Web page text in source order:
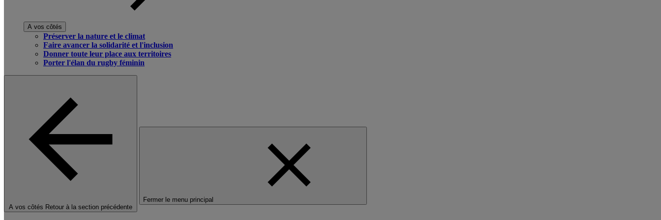
A vos côtés
Préserver la nature et le climat
Faire avancer la solidarité et l'inclusion
Donner toute leur place aux territoires
Porter l'élan du rugby féminin
A vos côtés Retour à la section précédente
Fermer le menu principal